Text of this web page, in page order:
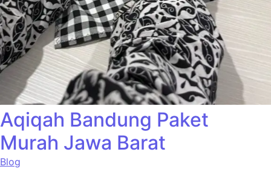
Aqiqah Bandung Paket
Murah Jawa Barat
Blog